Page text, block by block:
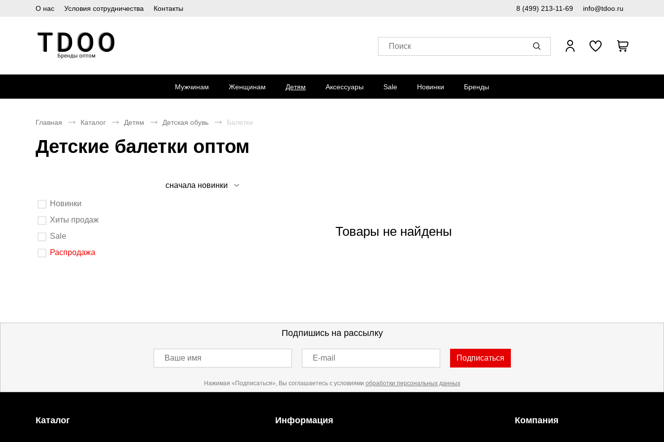
О нас Условия сотрудничества Контакты 8 (499) 213-11-69 info@tdoo.ru
Поиск
Мужчинам Женщинам Детям Аксессуары Sale Новинки Бренды
Главная Каталог Детям Детская обувь Балетки
Детские балетки оптом
Выберите
параметры
После
изменения
элемента
ввода
обновится.
Новинки
Хиты продаж
Sale
Распродажа
сначала новинки
Товары не найдены
Подпишись на рассылку
Ваше имя E-mail Подписаться
Нажимая «Подписаться», Вы соглашаетесь с условиями обработки персональных данных
Каталог Информация Компания